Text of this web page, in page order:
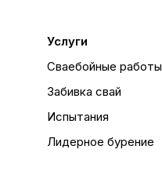
Услуги
Сваебойные работы
Лидерное бурение
Забивка свай
Испытания